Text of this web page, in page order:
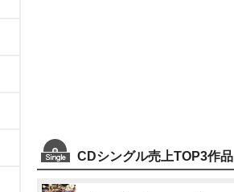
CDシングル売上TOP3作品